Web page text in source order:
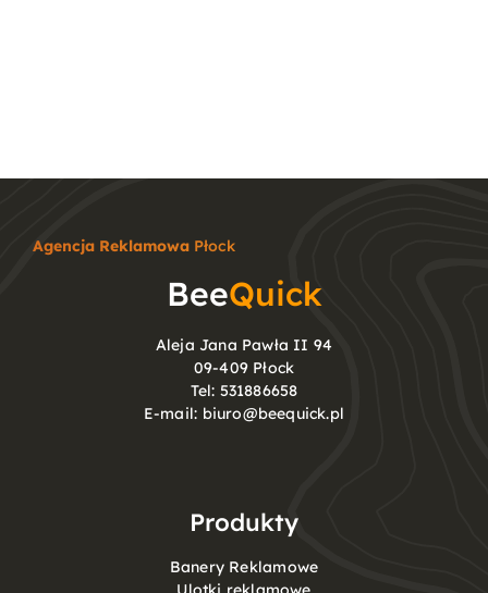
Agencja ReklamowaPłock
BeeQuick
Aleja Jana Pawła II 94
09-409 Płock
Tel: 531886658
E-mail: biuro@beequick.pl
Produkty
Banery Reklamowe